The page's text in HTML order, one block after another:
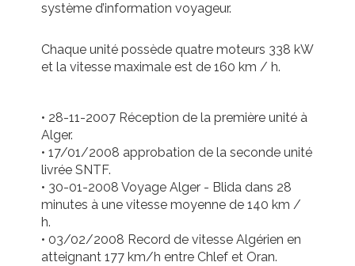
système d’information voyageur.
Chaque unité possède quatre moteurs 338 kW
et la vitesse maximale est de 160 km / h.
• 28-11-2007 Réception de la première unité à
Alger.
• 17/01/2008 approbation de la seconde unité
livrée SNTF.
• 30-01-2008 Voyage Alger - Blida dans 28
minutes à une vitesse moyenne de 140 km /
h.
• 03/02/2008 Record de vitesse Algérien en
atteignant 177 km/h entre Chlef et Oran.